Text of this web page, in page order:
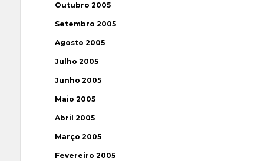
Outubro 2005
Setembro 2005
Agosto 2005
Julho 2005
Junho 2005
Maio 2005
Abril 2005
Março 2005
Fevereiro 2005